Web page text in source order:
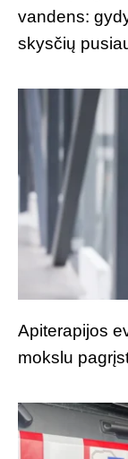
vandens:
skysčių
Apiterapijos
mokslu